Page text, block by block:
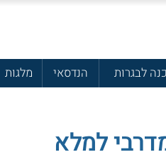
לבגרות הנדסאי מלגות
למלא